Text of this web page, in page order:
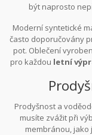
být naprosto
je důležité zvolit
efektivně odvádí
horské túry úplně
Moderní syntetické
často doporučovány
pot. Oblečení
pro každou letní
Přirozená vlna
izolovat teplo i když
navíc
Prodyšnost a
musíte zvážit při
membránou, jako